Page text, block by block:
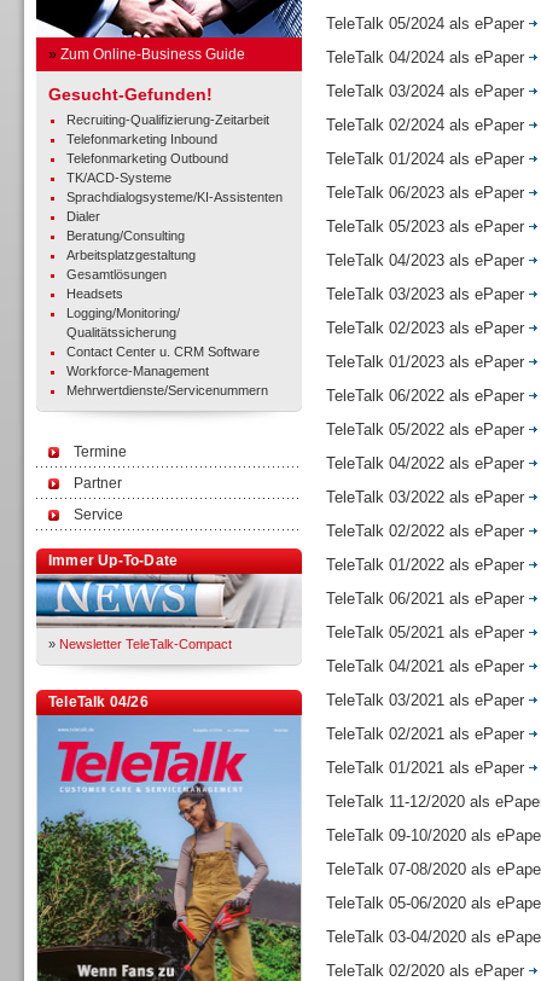
» Zum Online-Business Guide
Gesucht-Gefunden!
Recruiting-Qualifizierung-Zeitarbeit
Telefonmarketing Inbound
Telefonmarketing Outbound
TK/ACD-Systeme
Sprachdialogsysteme/KI-Assistenten
Dialer
Beratung/Consulting
Arbeitsplatzgestaltung
Gesamtlösungen
Headsets
Logging/Monitoring/
Qualitätssicherung
Contact Center u. CRM Software
Workforce-Management
Mehrwertdienste/Servicenummern
Termine
Partner
Service
Immer Up-To-Date
» Newsletter TeleTalk-Compact
TeleTalk 04/26
TeleTalk 05/2024 als ePaper
TeleTalk 04/2024 als ePaper
TeleTalk 03/2024 als ePaper
TeleTalk 02/2024 als ePaper
TeleTalk 01/2024 als ePaper
TeleTalk 06/2023 als ePaper
TeleTalk 05/2023 als ePaper
TeleTalk 04/2023 als ePaper
TeleTalk 03/2023 als ePaper
TeleTalk 02/2023 als ePaper
TeleTalk 01/2023 als ePaper
TeleTalk 06/2022 als ePaper
TeleTalk 05/2022 als ePaper
TeleTalk 04/2022 als ePaper
TeleTalk 03/2022 als ePaper
TeleTalk 02/2022 als ePaper
TeleTalk 01/2022 als ePaper
TeleTalk 06/2021 als ePaper
TeleTalk 05/2021 als ePaper
TeleTalk 04/2021 als ePaper
TeleTalk 03/2021 als ePaper
TeleTalk 02/2021 als ePaper
TeleTalk 01/2021 als ePaper
TeleTalk 11-12/2020 als
TeleTalk 09-10/2020 als
TeleTalk 07-08/2020 als
TeleTalk 05-06/2020 als
TeleTalk 03-04/2020 als
TeleTalk 02/2020 als ePaper